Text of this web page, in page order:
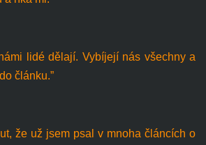
lidé dělají. Vybíjejí nás všechny a
článku.”
že už jsem psal v mnoha článcích o